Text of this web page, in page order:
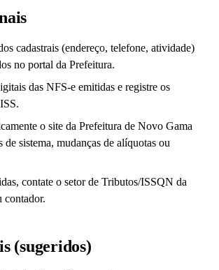
cadastrais (endereço, telefone, atividade)
no portal da Prefeitura.
das NFS-e emitidas e registre os
o site da Prefeitura de Novo Gama
de sistema, mudanças de alíquotas ou
contate o setor de Tributos/ISSQN da
contador.
(sugeridos)